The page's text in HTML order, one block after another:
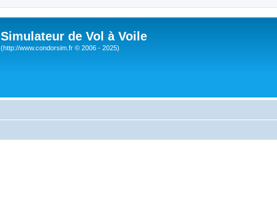
Simulateur de Vol à Voile
(http://www.condorsim.fr © 2006 - 2025)